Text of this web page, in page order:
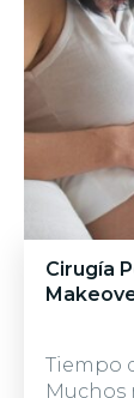
Cirugía
Tiempo
Muchos